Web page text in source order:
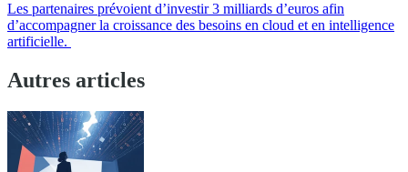
Les partenaires prévoient d’investir 3 milliards d’euros afin
d’accompagner la croissance des besoins en cloud et en intelligence
artificielle.
Autres articles